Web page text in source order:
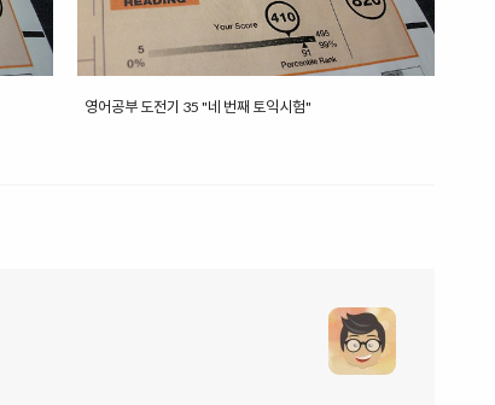
영어공부 도전기 35 "네 번째 토익시험"